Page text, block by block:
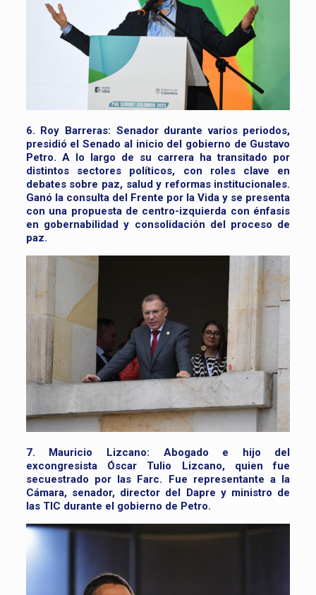
6. Roy Barreras: Senador durante varios periodos,
presidió el Senado al inicio del gobierno de Gustavo
Petro. A lo largo de su carrera ha transitado por
distintos sectores políticos, con roles clave en
debates sobre paz, salud y reformas institucionales.
Ganó la consulta del Frente por la Vida y se presenta
con una propuesta de centro-izquierda con énfasis
en gobernabilidad y consolidación del proceso de
paz.
7. Mauricio Lizcano: Abogado e hijo del
excongresista Óscar Tulio Lizcano, quien fue
secuestrado por las Farc. Fue representante a la
Cámara, senador, director del Dapre y ministro de
las TIC durante el gobierno de Petro.